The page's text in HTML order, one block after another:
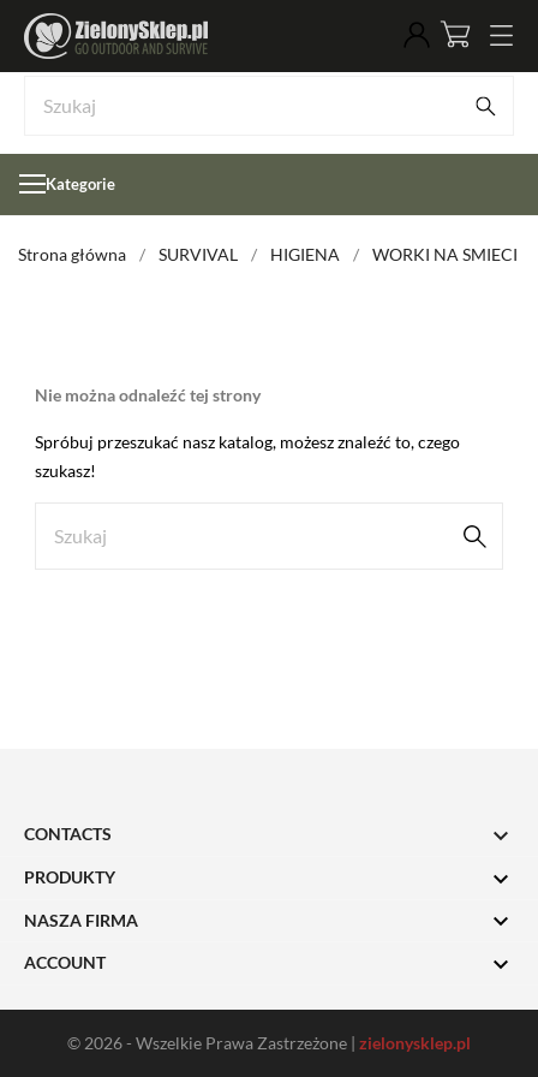
Kategorie
Strona główna SURVIVAL HIGIENA WORKI NA SMIECI
Nie można odnaleźć tej strony
Spróbuj przeszukać nasz katalog, możesz znaleźć to, czego
szukasz!
CONTACTS 
PRODUKTY 
NASZA FIRMA 
ACCOUNT 
© 2026 - Wszelkie Prawa Zastrzeżone | zielonysklep.pl